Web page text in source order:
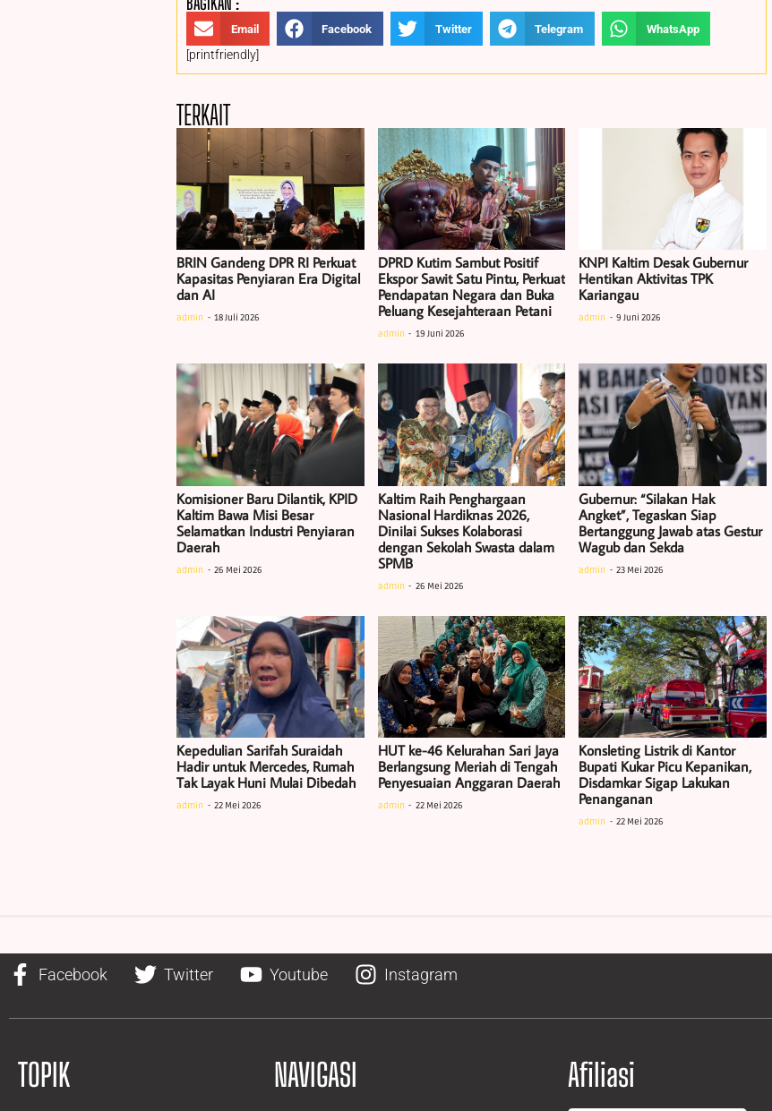
Email Facebook Twitter Telegram WhatsApp
[printfriendly]
TERKAIT
BRIN Gandeng DPR RI Perkuat
Kapasitas Penyiaran Era Digital
dan AI
admin 18 Juli 2026
DPRD Kutim Sambut Positif
Ekspor Sawit Satu Pintu, Perkuat
Pendapatan Negara dan Buka
Peluang Kesejahteraan Petani
admin 19 Juni 2026
KNPI Kaltim Desak Gubernur
Hentikan Aktivitas TPK
Kariangau
admin 9 Juni 2026
Komisioner Baru Dilantik, KPID
Kaltim Bawa Misi Besar
Selamatkan Industri Penyiaran
Daerah
admin 26 Mei 2026
Kaltim Raih Penghargaan
Nasional Hardiknas 2026,
Dinilai Sukses Kolaborasi
dengan Sekolah Swasta dalam
SPMB
admin 26 Mei 2026
Gubernur: “Silakan Hak
Angket”, Tegaskan Siap
Bertanggung Jawab atas Gestur
Wagub dan Sekda
admin 23 Mei 2026
Kepedulian Sarifah Suraidah
Hadir untuk Mercedes, Rumah
Tak Layak Huni Mulai Dibedah
admin 22 Mei 2026
HUT ke-46 Kelurahan Sari Jaya
Berlangsung Meriah di Tengah
Penyesuaian Anggaran Daerah
admin 22 Mei 2026
Konsleting Listrik di Kantor
Bupati Kukar Picu Kepanikan,
Disdamkar Sigap Lakukan
Penanganan
admin 22 Mei 2026
Facebook Twitter Youtube Instagram
TOPIK NAVIGASI Afiliasi